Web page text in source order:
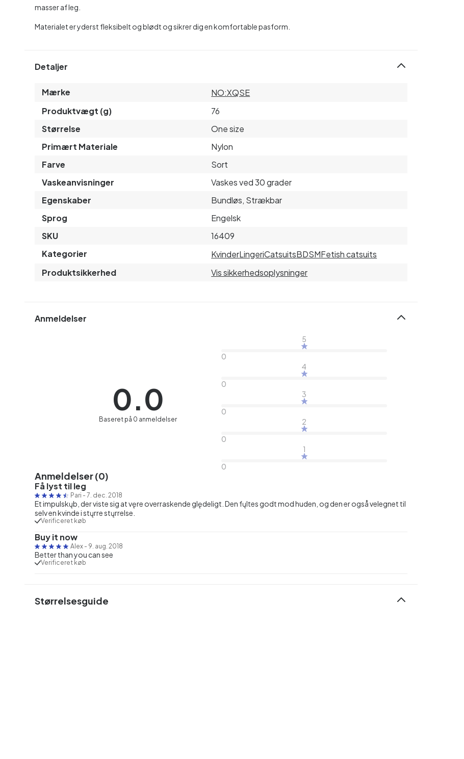
masser af leg.
Materialet er yderst fleksibelt og blødt og sikrer dig en komfortable pasform.
Detaljer
Mærke
NO:XQSE
Produktvægt (g)
76
Størrelse
One size
Primært Materiale
Nylon
Farve
Sort
Vaskeanvisninger
Vaskes ved 30 grader
Egenskaber
Bundløs, Strækbar
Sprog
Engelsk
SKU
16409
Kategorier
KvinderLingeriCatsuitsBDSMFetish catsuits
Produktsikkerhed
Vis sikkerhedsoplysninger
Anmeldelser
0.0
Baseret på 0 anmeldelser
5
0
4
0
3
0
2
0
1
0
Anmeldelser (0)
Få lyst til leg
Pari - 7. dec. 2018
Et impulskųb, der viste sig at vęre overraskende ględeligt. Den fųltes godt mod huden, og den er også velegnet til
selv en kvinde i stųrre stųrrelse.
Verificeret køb
Buy it now
Alex - 9. aug. 2018
Better than you can see
Verificeret køb
Størrelsesguide